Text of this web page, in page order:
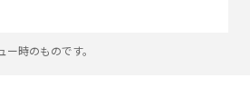
時のものです。